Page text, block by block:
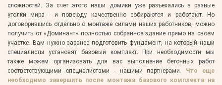
сложностей. За счет этого наши домики уже разъехались в разные
уголки мира - и повсюду качественно собираются и работают. Но
договорившись отдельно о монтаже силами наших работников, можно
получить от «Доминант» полностью собранное здание прямо на своем
участке. Вам нужно заранее подготовить фундамент, на который наши
специалисты установят базовый комплект. При необходимости мы
также можем организовать для вас выполнение бетонных работ
соответствующими специалистами - нашими партнерами. Что еще
необходимо завершить после монтажа базового комплекта на